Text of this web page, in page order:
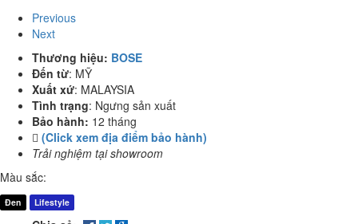
Previous
Next
Thương hiệu: BOSE
Đến từ: MỸ
Xuất xứ: MALAYSIA
Tình trạng: Ngưng sản xuất
Bảo hành: 12 tháng
(Click xem địa điểm bảo hành)
Trải nghiệm tại showroom
Màu sắc:
Đen Lifestyle